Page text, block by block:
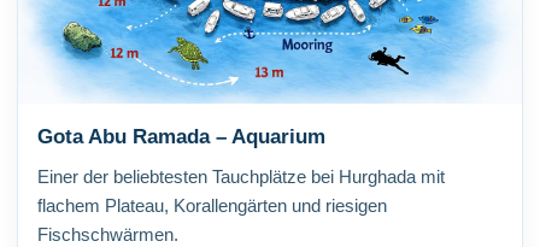
Gota Abu Ramada – Aquarium
Einer der beliebtesten Tauchplätze bei Hurghada mit
flachem Plateau, Korallengärten und riesigen
Fischschwärmen.